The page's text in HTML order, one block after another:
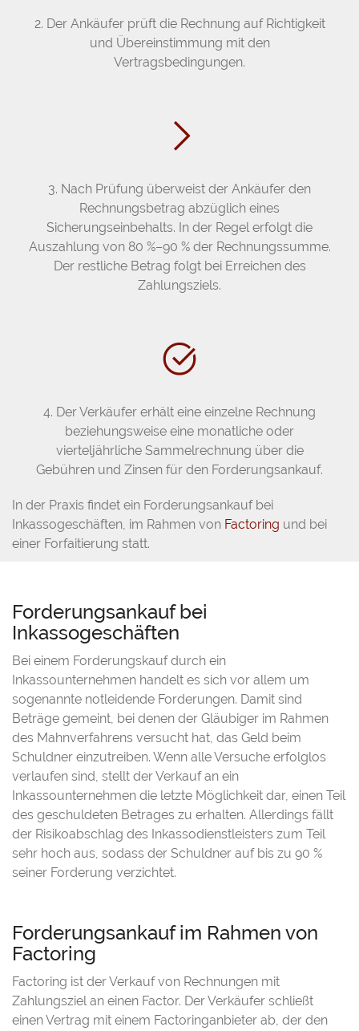
2. Der Ankäufer prüft die Rechnung auf Richtigkeit
und Übereinstimmung mit den
Vertragsbedingungen.
3. Nach Prüfung überweist der Ankäufer den
Rechnungsbetrag abzüglich eines
Sicherungseinbehalts. In der Regel erfolgt die
Auszahlung von 80 %–90 % der Rechnungssumme.
Der restliche Betrag folgt bei Erreichen des
Zahlungsziels.
4. Der Verkäufer erhält eine einzelne Rechnung
beziehungsweise eine monatliche oder
vierteljährliche Sammelrechnung über die
Gebühren und Zinsen für den Forderungsankauf.
In der Praxis findet ein Forderungsankauf bei
Inkassogeschäften, im Rahmen von Factoring und bei
einer Forfaitierung statt.
Forderungsankauf bei
Inkassogeschäften
Bei einem Forderungskauf durch ein
Inkassounternehmen handelt es sich vor allem um
sogenannte notleidende Forderungen. Damit sind
Beträge gemeint, bei denen der Gläubiger im Rahmen
des Mahnverfahrens versucht hat, das Geld beim
Schuldner einzutreiben. Wenn alle Versuche erfolglos
verlaufen sind, stellt der Verkauf an ein
Inkassounternehmen die letzte Möglichkeit dar, einen Teil
des geschuldeten Betrages zu erhalten. Allerdings fällt
der Risikoabschlag des Inkassodienstleisters zum Teil
sehr hoch aus, sodass der Schuldner auf bis zu 90 %
seiner Forderung verzichtet.
Forderungsankauf im Rahmen von
Factoring
Factoring ist der Verkauf von Rechnungen mit
Zahlungsziel an einen Factor. Der Verkäufer schließt
einen Vertrag mit einem Factoringanbieter ab, der den